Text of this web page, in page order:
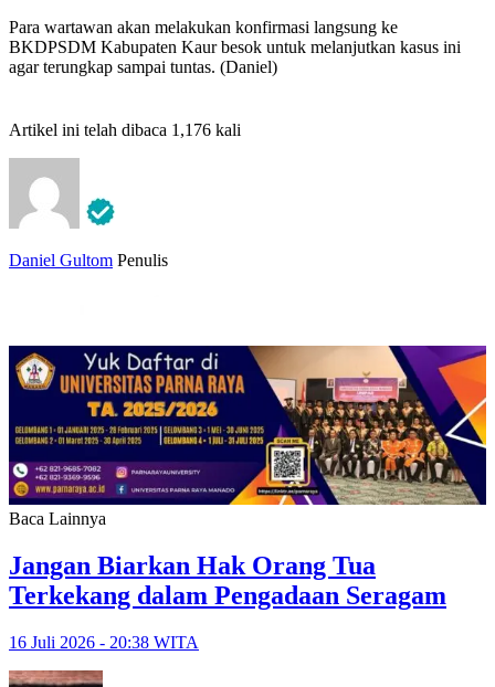
Para wartawan akan melakukan konfirmasi langsung ke
BKDPSDM Kabupaten Kaur besok untuk melanjutkan kasus ini
agar terungkap sampai tuntas. (Daniel)
Artikel ini telah dibaca 1,176 kali
Daniel Gultom Penulis
Baca Lainnya
Jangan Biarkan Hak Orang Tua
Terkekang dalam Pengadaan Seragam
16 Juli 2026 - 20:38 WITA